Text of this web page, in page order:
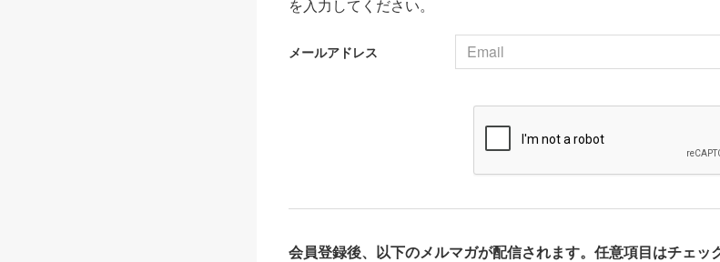
を入力してください。
メールアドレス
会員登録後、以下のメルマガが配信されます。任意項目はチェッ